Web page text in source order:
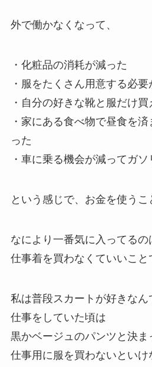
外で働かなくなって、
・化粧品の消耗が減った
・服をたくさん用意する必
・自分の好きな靴と服だけ
・家にある食べ物で昼食を
った
・車に乗る機会が減ってガ
という感じで、お金を使うこ
なにより一番気に入ってるの
仕事着を買わなくていいこと
私は普段スカートが好きなん
仕事をしていた頃は
黒かベージュのパンツと決ま
仕事用に服を買わないといけ